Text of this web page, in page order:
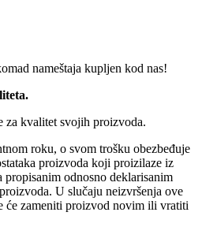
nameštaja kupljen kod nas!
kvalitet svojih proizvoda.
roku, o svom trošku obezbeđuje
proizvoda koji proizilaze iz
propisanim odnosno deklarisanim
U slučaju neizvršenja ove
će zameniti proizvod novim ili vratiti